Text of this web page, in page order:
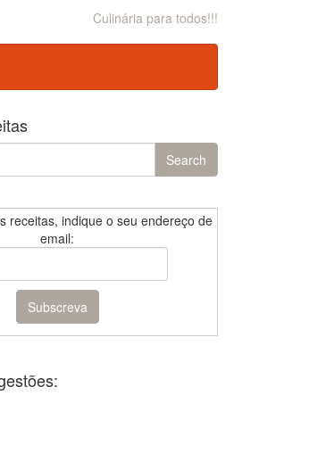
Culinária para todos!!!
Search
receitas, indique o seu endereço de
email: